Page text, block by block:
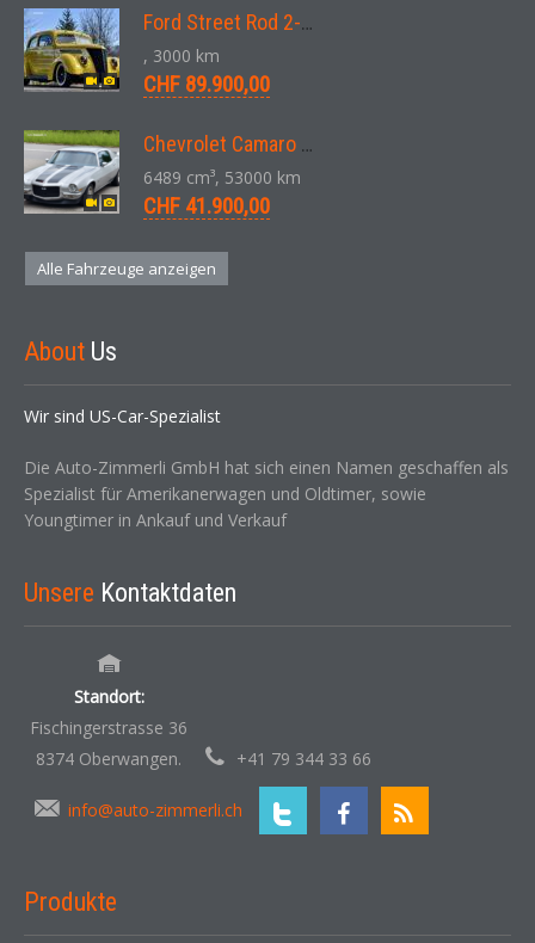
Ford Street Rod 2-Door V8 Aut. 1937
, 3000 km
CHF 89.900,00
Chevrolet Camaro SS 396 LS3 Coupe Aut. 1971
6489 cm³, 53000 km
CHF 41.900,00
Alle Fahrzeuge anzeigen
About Us
Wir sind US-Car-Spezialist
Die Auto-Zimmerli GmbH hat sich einen Namen geschaffen als
Spezialist für Amerikanerwagen und Oldtimer, sowie
Youngtimer in Ankauf und Verkauf
Unsere Kontaktdaten
Standort:
Fischingerstrasse 36
8374 Oberwangen.
+41 79 344 33 66
info@auto-zimmerli.ch
Produkte